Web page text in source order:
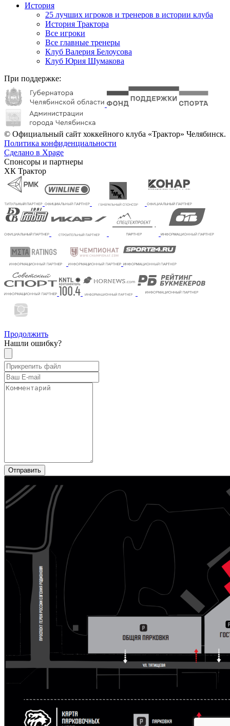
История
25 лучших игроков и тренеров в истории клуба
История Трактора
Все игроки
Все главные тренеры
Клуб Валерия Белоусова
Клуб Юрия Шумакова
При поддержке:
© Официальный сайт хоккейного клуба «Трактор» Челябинск.
Политика конфиденциальности
Сделано в Xpage
Спонсоры и партнеры
ХК Трактор
Продолжить
Нашли ошибку?